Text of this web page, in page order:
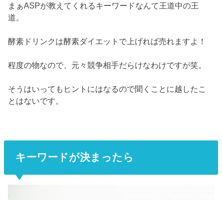
まぁASPが教えてくれるキーワードなんて王道中の王
道。
酵素ドリンクは酵素ダイエットで上げれば売れますよ！
程度の物なので、元々競争相手だらけなわけですが笑。
そうはいってもヒントにはなるので聞くことに越したこ
とはないです。
キーワードが決まったら